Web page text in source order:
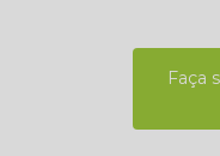
Faça